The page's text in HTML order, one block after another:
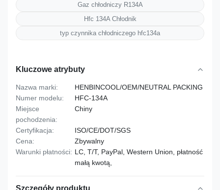
Gaz chłodniczy R134A
Hfc 134A Chłodnik
typ czynnika chłodniczego hfc134a
Kluczowe atrybuty
Nazwa marki:
HENBINCOOL/OEM/NEUTRAL PACKING
Numer modelu:
HFC-134A
Miejsce
pochodzenia:
Chiny
Certyfikacja:
ISO/CE/DOT/SGS
Cena:
Zbywalny
Warunki płatności: LC, T/T, PayPal, Western Union, płatność
małą kwotą,
Szczegóły produktu